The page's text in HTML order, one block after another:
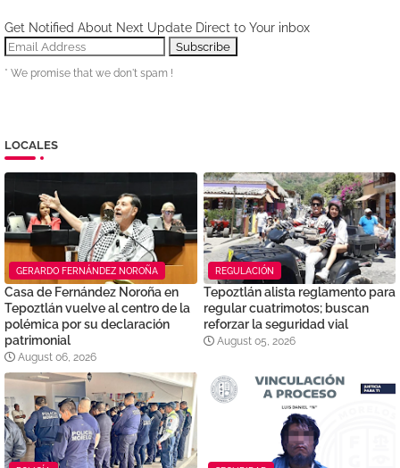
Get Notified About Next Update Direct to Your inbox
* We promise that we don't spam !
LOCALES
GERARDO FERNÁNDEZ NOROÑA
Casa de Fernández Noroña en
Tepoztlán vuelve al centro de la
polémica por su declaración
patrimonial
August 06, 2026
REGULACIÓN
Tepoztlán alista reglamento para
regular cuatrimotos; buscan
reforzar la seguridad vial
August 05, 2026